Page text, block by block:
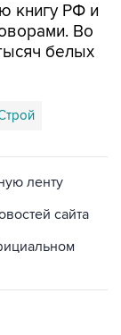
книгу РФ и
Во
белых
ленту
сайта